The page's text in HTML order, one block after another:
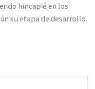
hincapié en los
su etapa de desarrollo.